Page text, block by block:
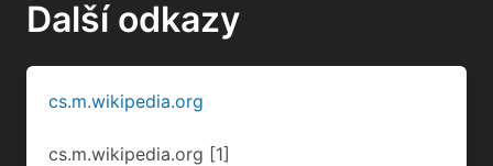
Další odkazy
cs.m.wikipedia.org
cs.m.wikipedia.org [1]